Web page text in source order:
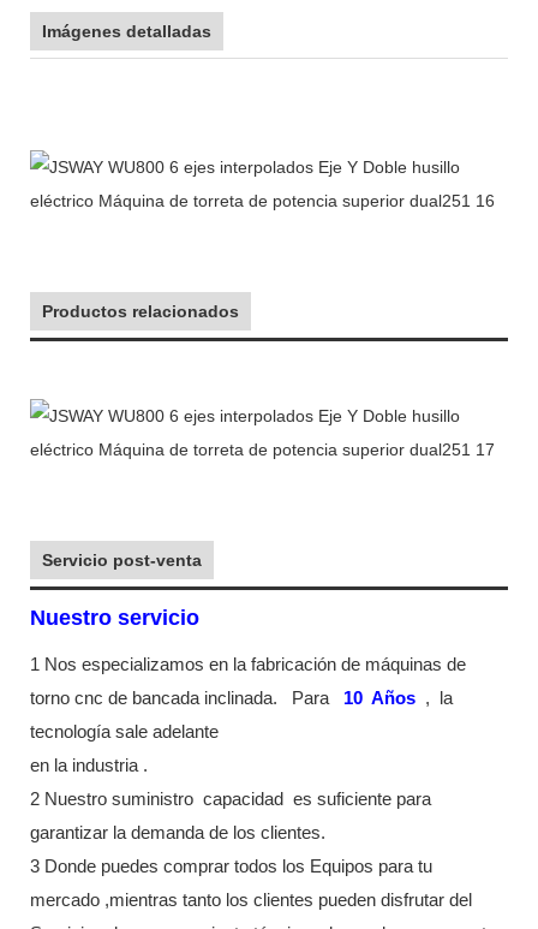
Imágenes detalladas
Productos relacionados
Servicio post-venta
Nuestro servicio
1 Nos especializamos en la fabricación de máquinas de
torno cnc de bancada inclinada.
Para 10 Años ,
la
tecnología sale adelante
en la industria .
2 Nuestro suministro capacidad
es suficiente para
garantizar la demanda de los clientes.
3 Donde puedes comprar todos los Equipos para tu
mercado ,mientras tanto los clientes pueden disfrutar del